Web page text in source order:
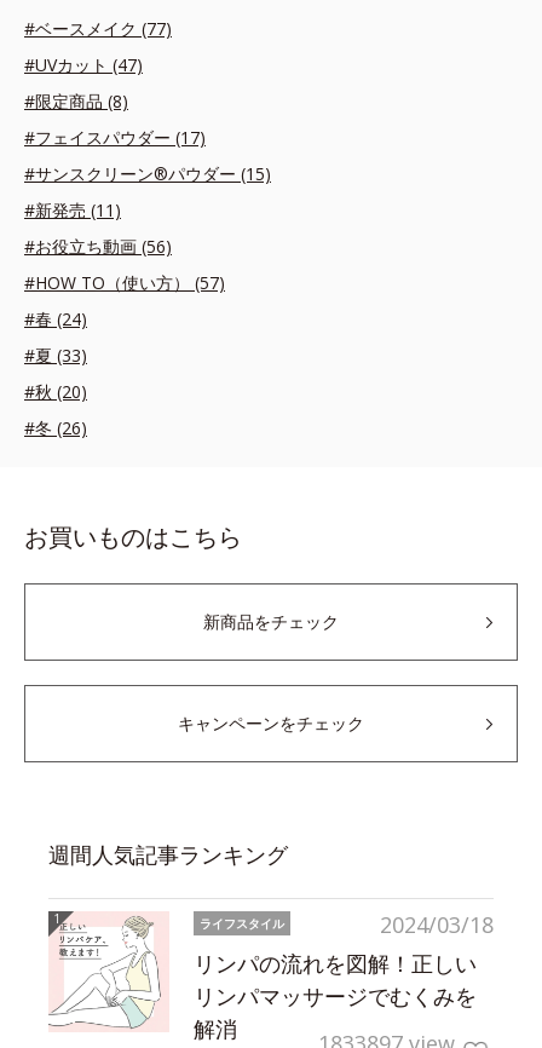
#ベースメイク (77)
#UVカット (47)
#限定商品 (8)
#フェイスパウダー (17)
#サンスクリーン®パウダー (15)
#新発売 (11)
#お役立ち動画 (56)
#HOW TO（使い方） (57)
#春 (24)
#夏 (33)
#秋 (20)
#冬 (26)
お買いものはこちら
新商品をチェック
キャンペーンをチェック
週間人気記事ランキング
2024/03/18
ライフスタイル
リンパの流れを図解！正しい
リンパマッサージでむくみを
解消